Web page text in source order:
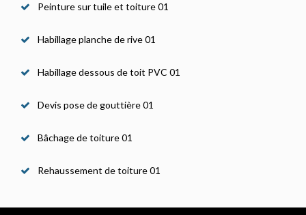
Peinture sur tuile et toiture 01
Habillage planche de rive 01
Habillage dessous de toit PVC 01
Devis pose de gouttière 01
Bâchage de toiture 01
Rehaussement de toiture 01